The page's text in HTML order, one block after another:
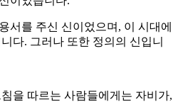
서를 주신 신이었으며, 이 시대에
다. 그러나 또한 정의의 신입니
을 따르는 사람들에게는 자비가,